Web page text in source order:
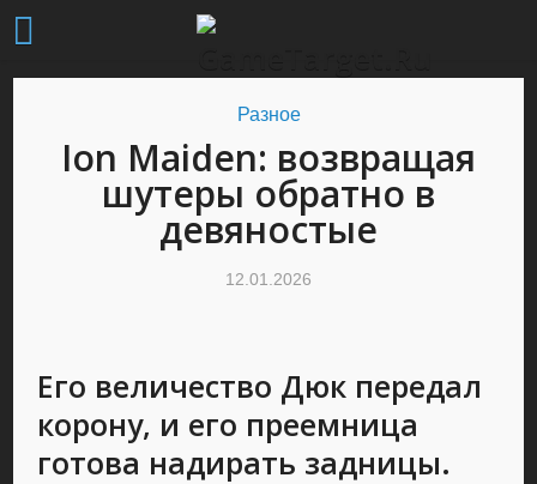
Разное
Ion Maiden: возвращая
шутеры обратно в
девяностые
12.01.2026
Его величество Дюк передал
корону, и его преемница
готова надирать задницы.